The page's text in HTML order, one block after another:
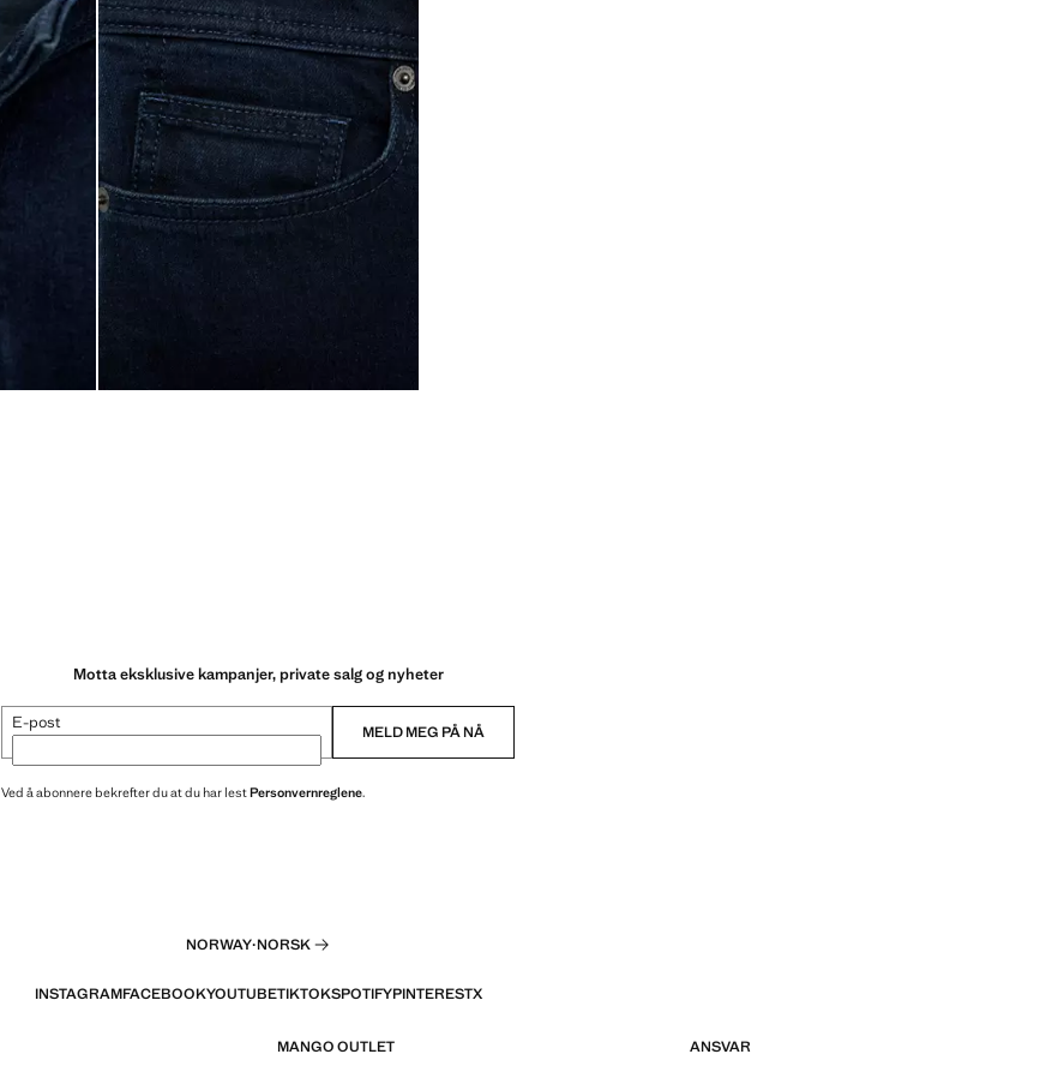
Motta eksklusive kampanjer, private salg og nyheter
E-post MELD MEG PÅ NÅ
Ved å abonnere bekrefter du at du har lestPersonvernreglene.
NORWAY·NORSK
INSTAGRAMFACEBOOKYOUTUBETIKTOKSPOTIFYPINTERESTX
MANGO OUTLET ANSVAR